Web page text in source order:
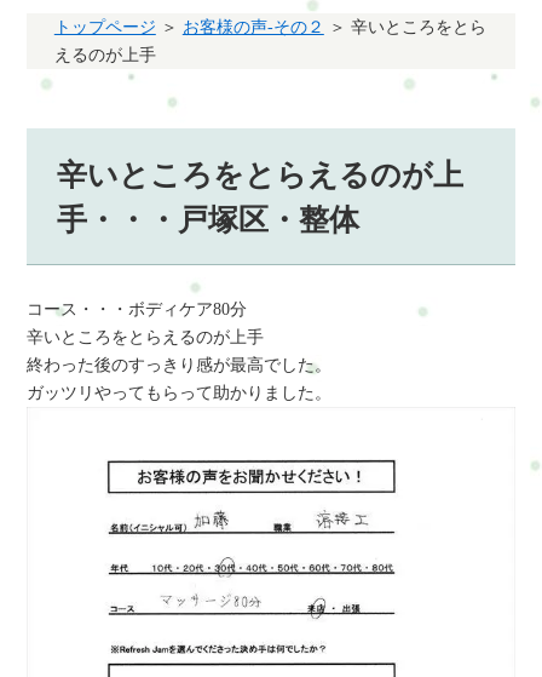
トップページ ＞ お客様の声-その２
＞ 辛いところをとら
えるのが上手
辛いところをとらえるのが上
手・・・戸塚区・整体
コース・・・ボディケア80分
辛いところをとらえるのが上手
終わった後のすっきり感が最高でした。
ガッツリやってもらって助かりました。